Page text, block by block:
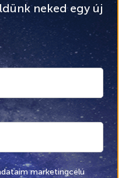
neked egy új
marketingcélú